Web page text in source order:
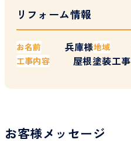
リフォーム情報
お名前 兵庫様地域
工事内容 屋根塗装工事
お客様メッセージ